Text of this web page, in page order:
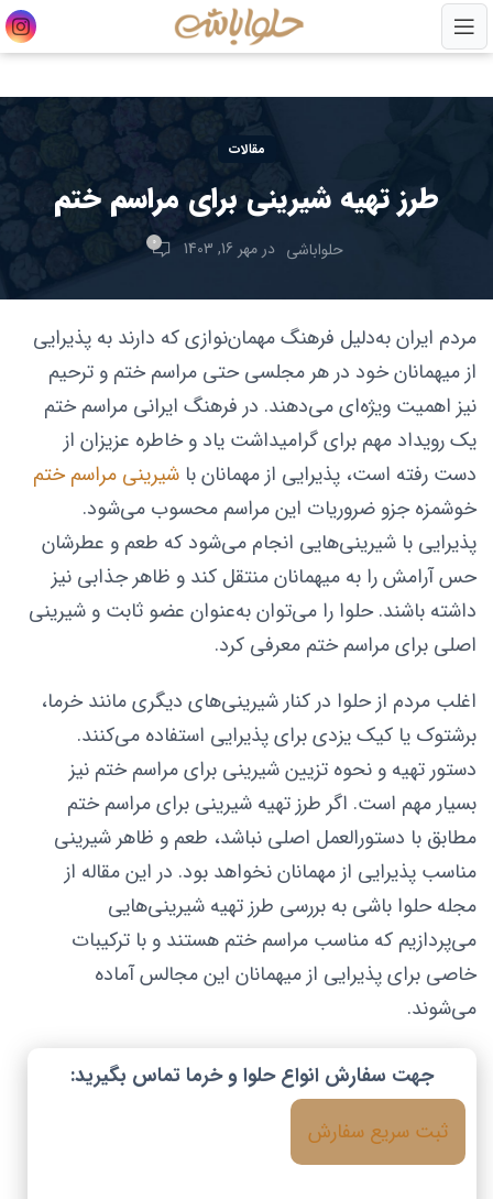
مقالات
طرز تهیه شیرینی برای مراسم ختم
حلواباشی در مهر 16, 1403 0
مردم ایران به‌دلیل فرهنگ مهمان‌نوازی که دارند به پذیرایی
از میهمانان خود در هر مجلسی حتی مراسم ختم و ترحیم
نیز اهمیت ویژه‌ای می‌دهند. در فرهنگ ایرانی مراسم ختم
یک رویداد مهم برای گرامیداشت یاد و خاطره عزیزان از
دست رفته است، پذیرایی از مهمانان با شیرینی مراسم ختم
خوشمزه جزو ضروریات این مراسم محسوب می‌شود.
پذیرایی با شیرینی‌هایی انجام می‌شود که طعم و عطرشان
حس آرامش را به میهمانان منتقل ‌کند و ظاهر جذابی نیز
داشته باشند. حلوا را می‌توان به‌عنوان عضو ثابت و شیرینی
اصلی برای مراسم ختم معرفی کرد.
اغلب مردم از حلوا در کنار شیرینی‌های دیگری مانند خرما،
برشتوک یا کیک یزدی برای پذیرایی استفاده می‌کنند.
دستور تهیه و نحوه تزیین شیرینی برای مراسم ختم نیز
بسیار مهم است. اگر طرز تهیه شیرینی برای مراسم ختم
مطابق با دستورالعمل اصلی نباشد، طعم و ظاهر شیرینی
مناسب پذیرایی از مهمانان نخواهد بود. در این مقاله از
مجله حلوا باشی به بررسی طرز تهیه شیرینی‌هایی
می‌پردازیم که مناسب مراسم ختم هستند و با ترکیبات
خاصی برای پذیرایی از میهمانان این مجالس آماده
می‌شوند.
جهت سفارش انواع حلوا و خرما تماس بگیرید:
ثبت سریع سفارش